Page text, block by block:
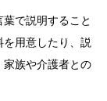
で説明すること
を用意したり、説
家族や介護者との